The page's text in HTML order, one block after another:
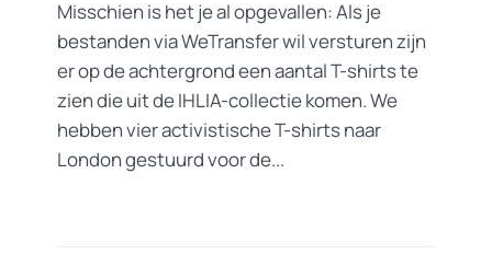
Misschien is het je al opgevallen: Als je
bestanden via WeTransfer wil versturen zijn
er op de achtergrond een aantal T-shirts te
zien die uit de IHLIA-collectie komen. We
hebben vier activistische T-shirts naar
London gestuurd voor de...